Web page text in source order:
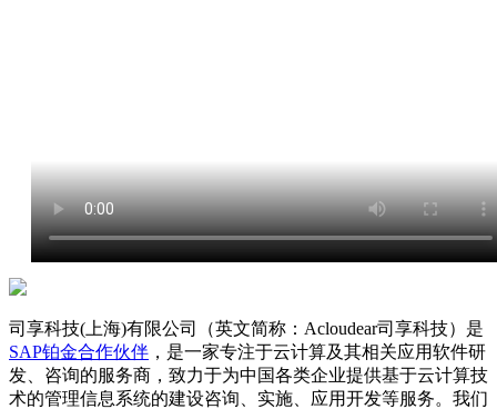
司享科技(上海)有限公司（英文简称：Acloudear司享科技）是
SAP铂金合作伙伴 ，是一家专注于云计算及其相关应用软件研
发、咨询的服务商，致力于为中国各类企业提供基于云计算技
术的管理信息系统的建设咨询、实施、应用开发等服务。我们